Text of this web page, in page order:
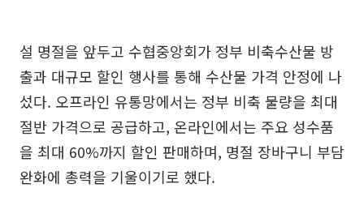
설 명절을 앞두고 수협중앙회가 정부 비축수산물 방
출과 대규모 할인 행사를 통해 수산물 가격 안정에 나
섰다. 오프라인 유통망에서는 정부 비축 물량을 최대
절반 가격으로 공급하고, 온라인에서는 주요 성수품
을 최대 60%까지 할인 판매하며, 명절 장바구니 부담
완화에 총력을 기울이기로 했다.